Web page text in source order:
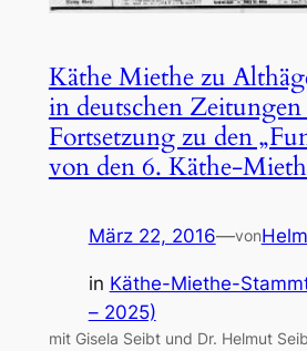
Käthe Miethe zu
in deutschen
Fortsetzung zu den
von den 6. Käthe-
März 22, 2016—von
in Käthe-Miethe-
– 2025)
mit Gisela Seibt und Dr. Helmut